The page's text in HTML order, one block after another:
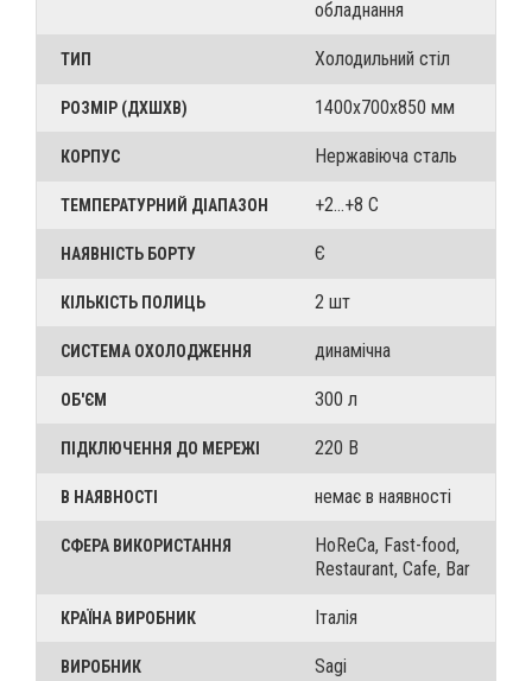
обладнання
ТИП Холодильний стіл
РОЗМІР (ДХШХВ) 1400х700х850 мм
КОРПУС Нержавіюча сталь
ТЕМПЕРАТУРНИЙ ДІАПАЗОН +2...+8 С
НАЯВНІСТЬ БОРТУ Є
КІЛЬКІСТЬ ПОЛИЦЬ 2 шт
СИСТЕМА ОХОЛОДЖЕННЯ динамічна
ОБ'ЄМ 300 л
ПІДКЛЮЧЕННЯ ДО МЕРЕЖІ 220 В
В НАЯВНОСТІ немає в наявності
СФЕРА ВИКОРИСТАННЯ
HoReCa, Fast-food,
Restaurant, Cafe, Bar
КРАЇНА ВИРОБНИК Італія
ВИРОБНИК Sagi